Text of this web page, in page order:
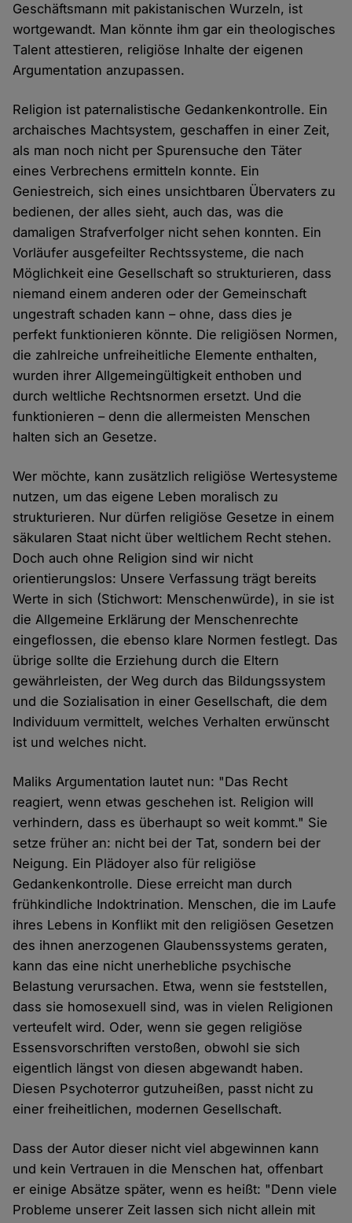
Geschäftsmann mit pakistanischen Wurzeln, ist
wortgewandt. Man könnte ihm gar ein theologisches
Talent attestieren, religiöse Inhalte der eigenen
Argumentation anzupassen.
Religion ist paternalistische Gedankenkontrolle. Ein
archaisches Machtsystem, geschaffen in einer Zeit,
als man noch nicht per Spurensuche den Täter
eines Verbrechens ermitteln konnte. Ein
Geniestreich, sich eines unsichtbaren Übervaters zu
bedienen, der alles sieht, auch das, was die
damaligen Strafverfolger nicht sehen konnten. Ein
Vorläufer ausgefeilter Rechtssysteme, die nach
Möglichkeit eine Gesellschaft so strukturieren, dass
niemand einem anderen oder der Gemeinschaft
ungestraft schaden kann – ohne, dass dies je
perfekt funktionieren könnte. Die religiösen Normen,
die zahlreiche unfreiheitliche Elemente enthalten,
wurden ihrer Allgemeingültigkeit enthoben und
durch weltliche Rechtsnormen ersetzt. Und die
funktionieren – denn die allermeisten Menschen
halten sich an Gesetze.
Wer möchte, kann zusätzlich religiöse Wertesysteme
nutzen, um das eigene Leben moralisch zu
strukturieren. Nur dürfen religiöse Gesetze in einem
säkularen Staat nicht über weltlichem Recht stehen.
Doch auch ohne Religion sind wir nicht
orientierungslos: Unsere Verfassung trägt bereits
Werte in sich (Stichwort: Menschenwürde), in sie ist
die Allgemeine Erklärung der Menschenrechte
eingeflossen, die ebenso klare Normen festlegt. Das
übrige sollte die Erziehung durch die Eltern
gewährleisten, der Weg durch das Bildungssystem
und die Sozialisation in einer Gesellschaft, die dem
Individuum vermittelt, welches Verhalten erwünscht
ist und welches nicht.
Maliks Argumentation lautet nun: "Das Recht
reagiert, wenn etwas geschehen ist. Religion will
verhindern, dass es überhaupt so weit kommt." Sie
setze früher an: nicht bei der Tat, sondern bei der
Neigung. Ein Plädoyer also für religiöse
Gedankenkontrolle. Diese erreicht man durch
frühkindliche Indoktrination. Menschen, die im Laufe
ihres Lebens in Konflikt mit den religiösen Gesetzen
des ihnen anerzogenen Glaubenssystems geraten,
kann das eine nicht unerhebliche psychische
Belastung verursachen. Etwa, wenn sie feststellen,
dass sie homosexuell sind, was in vielen Religionen
verteufelt wird. Oder, wenn sie gegen religiöse
Essensvorschriften verstoßen, obwohl sie sich
eigentlich längst von diesen abgewandt haben.
Diesen Psychoterror gutzuheißen, passt nicht zu
einer freiheitlichen, modernen Gesellschaft.
Dass der Autor dieser nicht viel abgewinnen kann
und kein Vertrauen in die Menschen hat, offenbart
er einige Absätze später, wenn es heißt: "Denn viele
Probleme unserer Zeit lassen sich nicht allein mit